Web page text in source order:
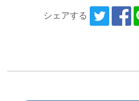
シェアする